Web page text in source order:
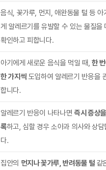
음식, 꽃가루, 먼지, 애완동물 털 등 아
게 알레르기를 유발할 수 있는 물질을
확인하고 피합니다.
아기에게 새로운 음식을 먹일 때,한
한 가지씩 도입하여 알레르기 반응을
합니다.
알레르기 반응이 나타나면 즉시 증상
록하고, 심할 경우 소아과 의사와 상담
다.
집안의 먼지나 꽃가루, 반려동물 털 같